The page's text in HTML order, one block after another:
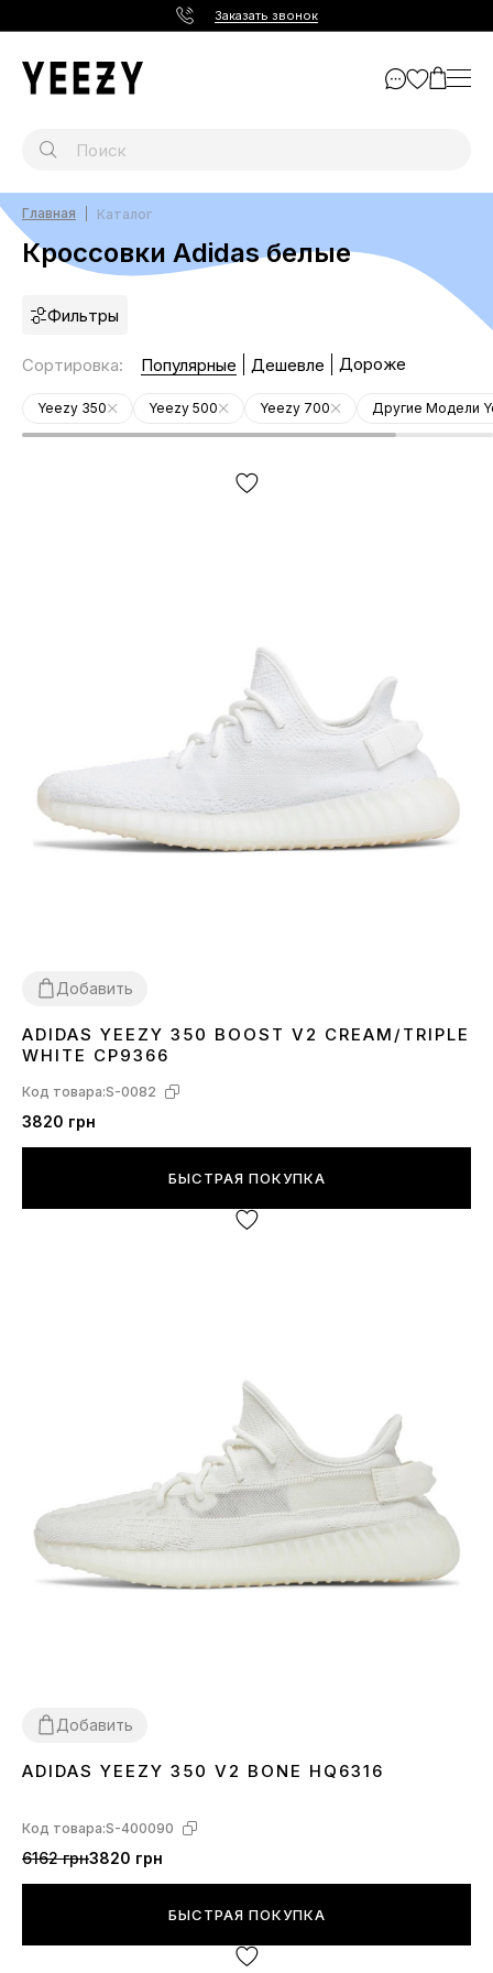
Заказать звонок
Главная Каталог
Кроссовки Adidas белые
Фильтры
Сортировка: Популярные Дешевле Дороже
Yeezy 350 Yeezy 500 Yeezy 700 Другие Модели
Добавить
36 3738 39 404142 4445
ADIDAS YEEZY 350 BOOST V2 CREAM/TRIPLE
WHITE CP9366
Код товара:S-0082
3820 грн
БЫСТРАЯ ПОКУПКА
Добавить
36 3738 39 404142 43 444546
ADIDAS YEEZY 350 V2 BONE HQ6316
Код товара:S-400090
6162 грн3820 грн
БЫСТРАЯ ПОКУПКА